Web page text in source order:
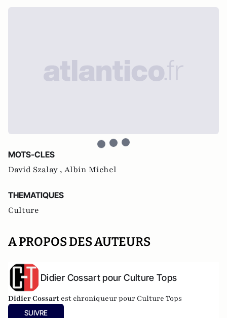
MOTS-CLES
David Szalay , Albin Michel
THEMATIQUES
Culture
A PROPOS DES AUTEURS
Didier Cossart pour Culture Tops
Didier Cossart est chroniqueur pour Culture Tops
SUIVRE